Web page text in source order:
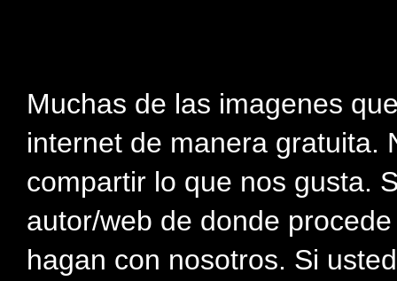
Muchas de las imagenes
internet de manera gratuita.
compartir lo que nos gusta.
autor/web de donde
hagan con nosotros. Si